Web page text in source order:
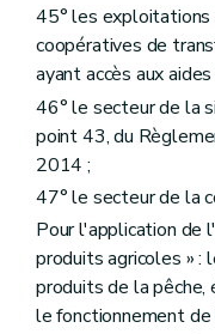
45° les
coopératives de
ayant accès aux
46° le secteur de la
point 43, du
2014 ;
47° le secteur de la
Pour l'application de
produits agricoles » :
produits de la pêche,
le fonctionnement